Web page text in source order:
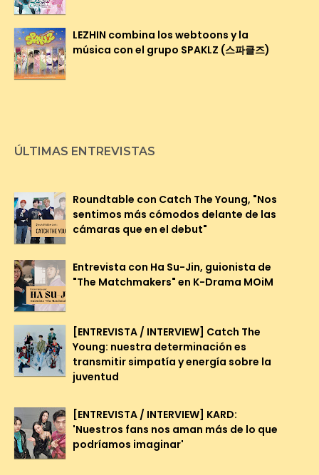
LEZHIN combina los webtoons y la
música con el grupo SPAKLZ (스파클즈)
ÚLTIMAS ENTREVISTAS
Roundtable con Catch The Young, "Nos
sentimos más cómodos delante de las
cámaras que en el debut"
Entrevista con Ha Su-Jin, guionista de
"The Matchmakers" en K-Drama MOiM
[ENTREVISTA / INTERVIEW] Catch The
Young: nuestra determinación es
transmitir simpatía y energía sobre la
juventud
[ENTREVISTA / INTERVIEW] KARD:
'Nuestros fans nos aman más de lo que
podríamos imaginar'